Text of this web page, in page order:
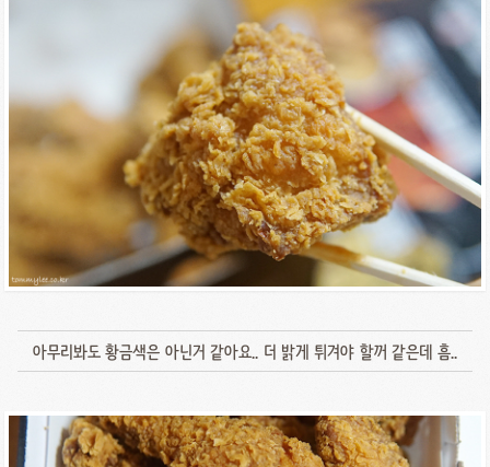
아무리봐도 황금색은 아닌거 같아요.. 더 밝게 튀겨야 할꺼 같은데 흠..